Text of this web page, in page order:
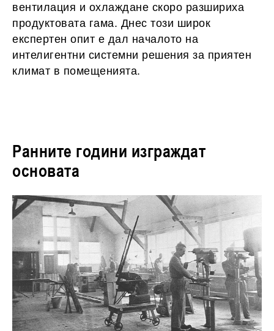
вентилация и охлаждане скоро разшириха
продуктовата гама. Днес този широк
експертен опит е дал началото на
интелигентни системни решения за приятен
климат в помещенията.
Ранните години изграждат
основата